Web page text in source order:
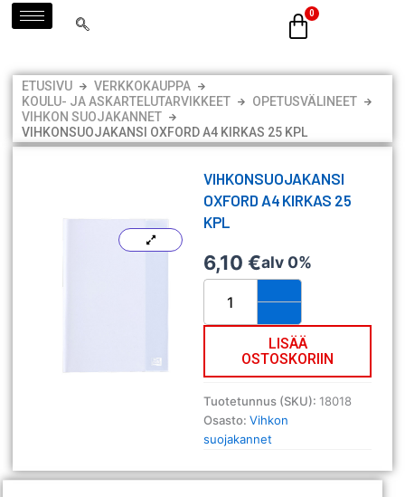
Siirry
sisältöön
ETUSIVU
VERKKOKAUPPA
KOULU- JA ASKARTELUTARVIKKEET
OPETUSVÄLINEET
VIHKON SUOJAKANNET
VIHKONSUOJAKANSI OXFORD A4 KIRKAS 25 KPL
VIHKONSUOJAKANSI
OXFORD A4 KIRKAS 25
KPL
6,10€alv 0%
Vihkonsuojakansi
Oxford
A4
kpl
määrä
LISÄÄ
OSTOSKORIIN
Tuotetunnus (SKU):18018
Osasto:Vihkon
suojakannet